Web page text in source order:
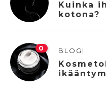
Kuinka
kotona?
0 BLOGI